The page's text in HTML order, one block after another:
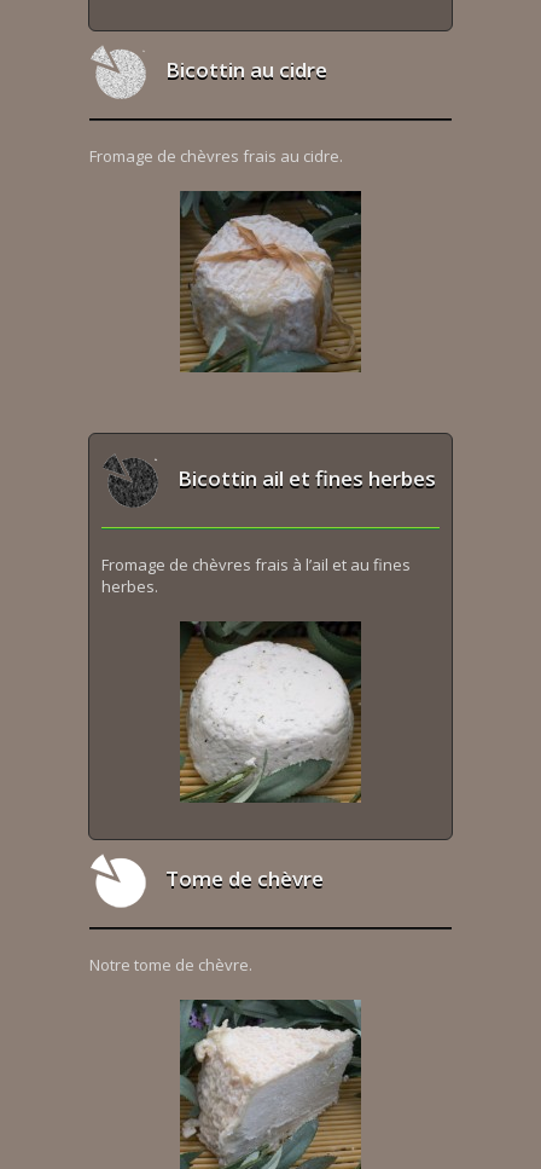
Bicottin au cidre
Fromage de chèvres frais au cidre.
Bicottin ail et fines herbes
Fromage de chèvres frais à l’ail et au fines
herbes.
Tome de chèvre
Notre tome de chèvre.